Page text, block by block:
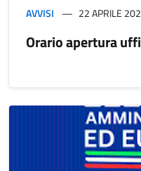
AVVISI 22 APRILE
Orario apertura